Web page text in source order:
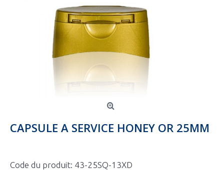
CAPSULE A SERVICE HONEY OR 25MM
Code du produit: 43-25SQ-13XD